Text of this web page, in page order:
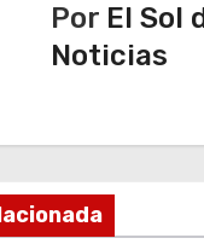
Por El Sol
Noticias